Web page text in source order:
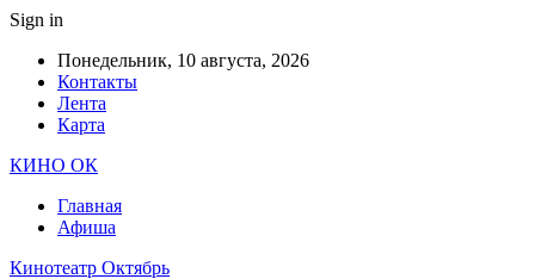
Sign in
Понедельник, 10 августа, 2026
Контакты
Лента
Карта
КИНО ОК
Главная
Афиша
Кинотеатр Октябрь